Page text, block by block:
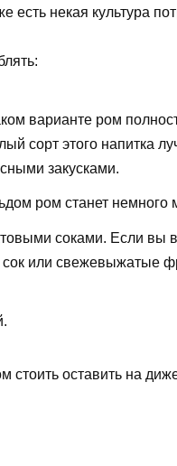
есть некая культура
варианте ром
сорт этого напитка
закусками.
ром станет немного
соками. Если вы
сок или свежевыжатые
стоить оставить на